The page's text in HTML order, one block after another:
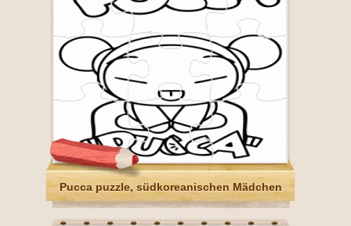
Pucca puzzle, südkoreanischen Mädchen